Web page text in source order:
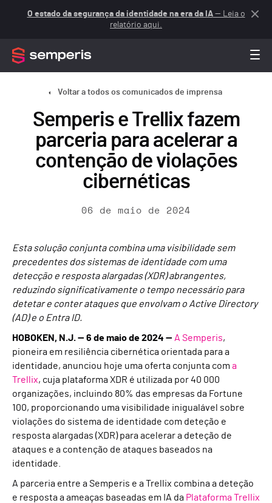
O estado da segurança da identidade na era da IA— Leia o
relatório aqui.
Voltar a todos os comunicados de imprensa
Semperis e Trellix fazem
parceria para acelerar a
contenção de violações
cibernéticas
06 de maio de 2024
Esta solução conjunta combina uma visibilidade sem
precedentes dos sistemas de identidade com uma
detecção e resposta alargadas (XDR) abrangentes,
reduzindo significativamente o tempo necessário para
detetar e conter ataques que envolvam o Active Directory
(AD) e o Entra ID.
HOBOKEN, N.J.— 6 de maio de 2024 — A Semperis,
pioneira em resiliência cibernética orientada para a
identidade, anunciou hoje uma oferta conjunta com a
Trellix, cuja plataforma XDR é utilizada por 40 000
organizações, incluindo 80% das empresas da Fortune
100, proporcionando uma visibilidade inigualável sobre
violações do sistema de identidade com deteção e
resposta alargadas (XDR) para acelerar a deteção de
ataques e a contenção de ataques baseados na
identidade.
A parceria entre a Semperis e a Trellix combina a deteção
e resposta a ameaças baseadas em IA da Plataforma Trellix